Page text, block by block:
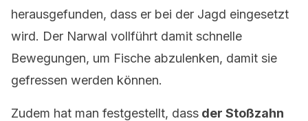
herausgefunden, dass er bei der Jagd eingesetzt
wird. Der Narwal vollführt damit schnelle
Bewegungen, um Fische abzulenken, damit sie
gefressen werden können.
Zudem hat man festgestellt, dass der Stoßzahn